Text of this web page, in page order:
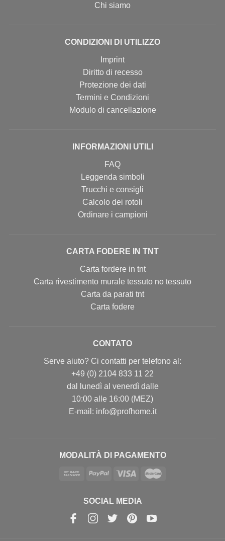
Chi siamo
CONDIZIONI DI UTILIZZO
Imprint
Diritto di recesso
Protezione dei dati
Termini e Condizioni
Modulo di cancellazione
INFORMAZIONI UTILI
FAQ
Leggenda simboli
Trucchi e consigli
Calcolo dei rotoli
Ordinare i campioni
CARTA FODERE IN TNT
Carta fordere in tnt
Carta rivestimento murale tessuto no tessuto
Carta da parati tnt
Carta fodere
CONTATO
Serve aiuto? Ci contatti per telefono al:
+49 (0) 2104 833 11 22
dal lunedì al venerdì dalle
10:00 alle 16:00 (MEZ)
E-mail: info@profhome.it
MODALITÀ DI PAGAMENTO
SOCIAL MEDIA